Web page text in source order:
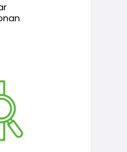
menyemak
Jika
lengkap dan